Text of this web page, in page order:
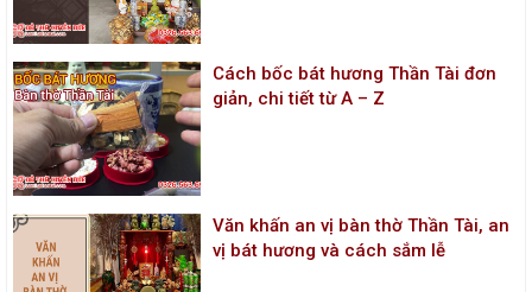
Cách bốc bát hương Thần Tài đơn
giản, chi tiết từ A – Z
Văn khấn an vị bàn thờ Thần Tài, an
vị bát hương và cách sắm lễ